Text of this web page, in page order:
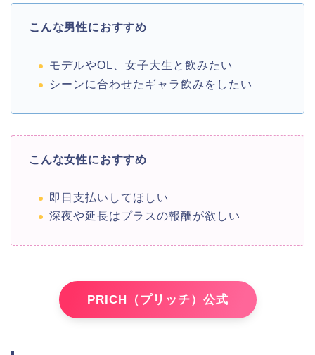
こんな男性におすすめ
モデルやOL、女子大生と飲みたい
シーンに合わせたギャラ飲みをしたい
こんな女性におすすめ
即日支払いしてほしい
深夜や延長はプラスの報酬が欲しい
PRICH（プリッチ）公式